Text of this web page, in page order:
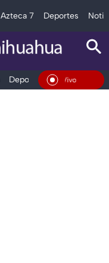
Azteca 7 Deportes
Deportes Espectáculos
En Vivo